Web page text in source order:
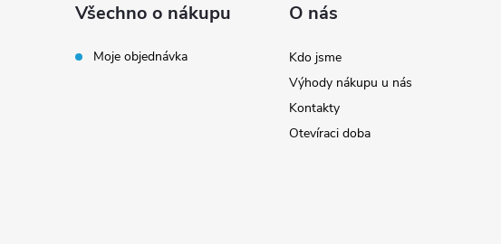
Všechno o nákupu
Moje objednávka
O nás
Kdo jsme
Výhody nákupu u nás
Kontakty
Otevíraci doba